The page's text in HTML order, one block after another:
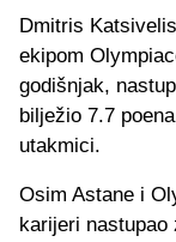
Dmitris
ekipom
godišnjak,
bilježio 7.7
utakmici.
Osim Astane i
karijeri nastupao